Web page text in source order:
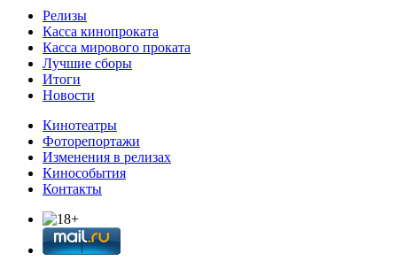
Релизы
Касса кинопроката
Касса мирового проката
Лучшие сборы
Итоги
Новости
Кинотеатры
Фоторепортажи
Изменения в релизах
Кинособытия
Контакты